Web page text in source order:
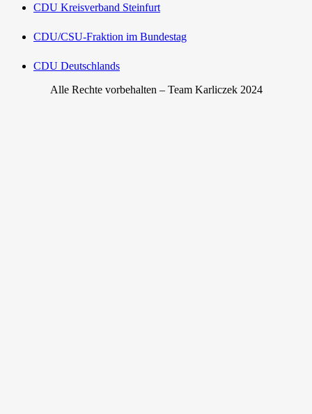
CDU Kreisverband Steinfurt
CDU/CSU-Fraktion im Bundestag
CDU Deutschlands
Alle Rechte vorbehalten – Team Karliczek 2024